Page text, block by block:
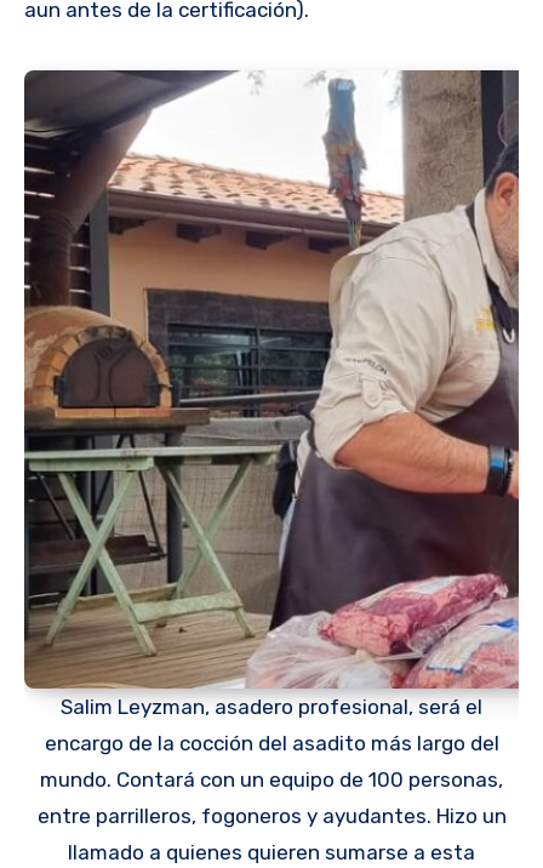
aun antes de la certificación).
Salim Leyzman, asadero profesional, será el
encargo de la cocción del asadito más largo del
mundo. Contará con un equipo de 100 personas,
entre parrilleros, fogoneros y ayudantes. Hizo un
llamado a quienes quieren sumarse a esta